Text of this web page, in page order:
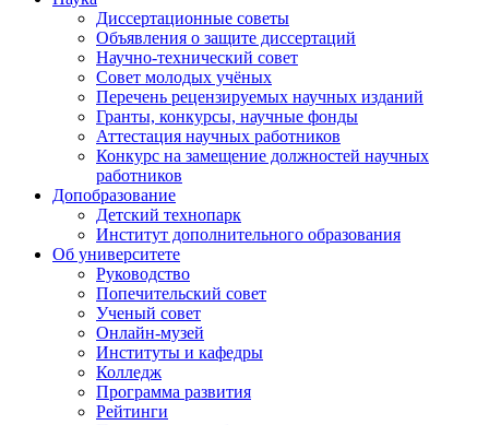
Диссертационные советы
Объявления о защите диссертаций
Научно-технический совет
Совет молодых учёных
Перечень рецензируемых научных изданий
Гранты, конкурсы, научные фонды
Аттестация научных работников
Конкурс на замещение должностей научных
работников
Допобразование
Детский технопарк
Институт дополнительного образования
Об университете
Руководство
Попечительский совет
Ученый совет
Онлайн-музей
Институты и кафедры
Колледж
Программа развития
Рейтинги